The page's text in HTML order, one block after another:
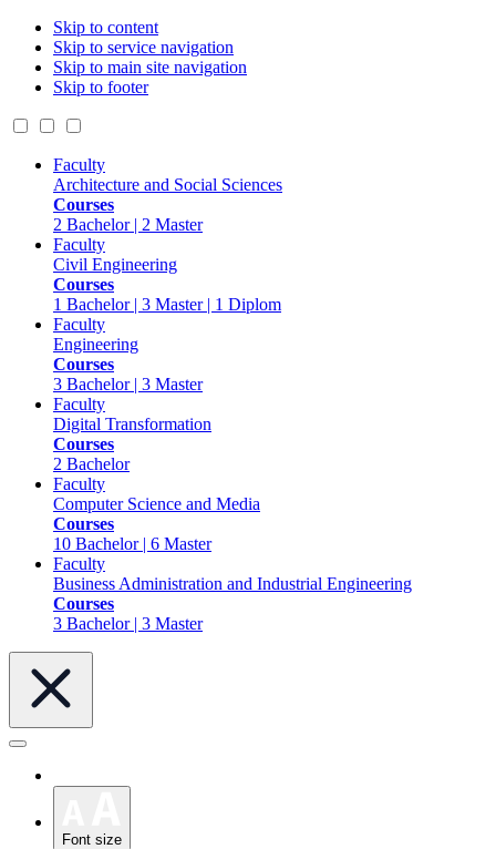
Skip to content
Skip to service navigation
Skip to main site navigation
Skip to footer
Faculty
Architecture and Social Sciences
Courses
2 Bachelor | 2 Master
Faculty
Civil Engineering
Courses
1 Bachelor | 3 Master | 1 Diplom
Faculty
Engineering
Courses
3 Bachelor | 3 Master
Faculty
Digital Transformation
Courses
2 Bachelor
Faculty
Computer Science and Media
Courses
10 Bachelor | 6 Master
Faculty
Business Administration and Industrial Engineering
Courses
3 Bachelor | 3 Master
Font size